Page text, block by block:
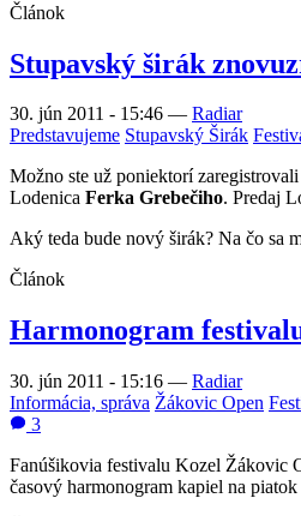
Článok
Stupavský širák
30. jún 2011 - 15:46 — Radiar
Predstavujeme Stupavský Širák
Možno ste už poniektorí
Lodenica Ferka Grebečiho. Predaj
Aký teda bude nový širák? Na čo sa
Článok
Harmonogram
30. jún 2011 - 15:16 — Radiar
Informácia, správa Žákovic Open
3
Fanúšikovia festivalu Kozel Žákovic
časový harmonogram kapiel na